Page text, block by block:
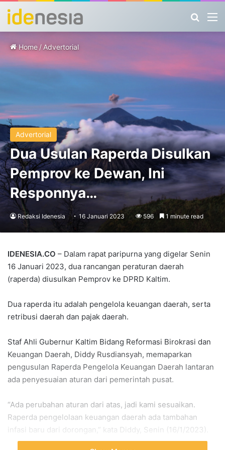
Home / Advertorial
Advertorial
Dua Usulan Raperda Disulkan
Pemprov ke Dewan, Ini
Responnya…
Redaksi Idenesia 16 Januari 2023 596 1 minute read
IDENESIA.CO – Dalam rapat paripurna yang digelar Senin
16 Januari 2023, dua rancangan peraturan daerah
(raperda) diusulkan Pemprov ke DPRD Kaltim.
Dua raperda itu adalah pengelola keuangan daerah, serta
retribusi daerah dan pajak daerah.
Staf Ahli Gubernur Kaltim Bidang Reformasi Birokrasi dan
Keuangan Daerah, Diddy Rusdiansyah, memaparkan
pengusulan Raperda Pengelola Keuangan Daerah lantaran
ada penyesuaian aturan dari pemerintah pusat.
“Ada perubahan aturan dari atas, jadi kami sesuaikan.
Raperda pengelolaan keuangan daerah ada tambahan
infasi baru dari dorongan,” kata Diddy, Senin (16/1/2023).